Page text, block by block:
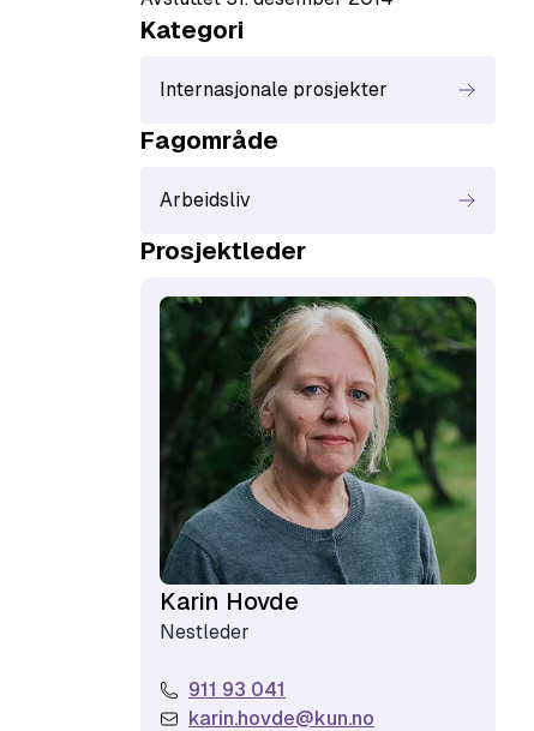
Kategori
Internasjonale prosjekter
Fagområde
Arbeidsliv
Prosjektleder
Karin Hovde
Nestleder
911 93 041
karin.hovde@kun.no